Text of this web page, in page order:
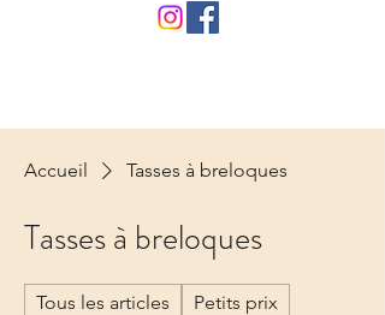
Accueil Tasses à breloques
Tasses à breloques
Tous les articles
Petits prix